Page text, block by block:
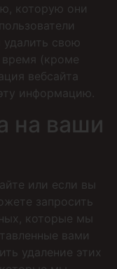
которую они
удалить свою
(кроме
вебсайта
информацию.
на ваши
или если вы
запросить
которые мы
вами
удаление этих